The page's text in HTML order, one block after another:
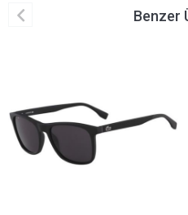
Benzer